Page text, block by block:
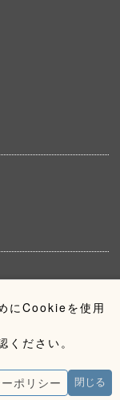
にCookieを使用
ださい。
ポリシー 閉じる